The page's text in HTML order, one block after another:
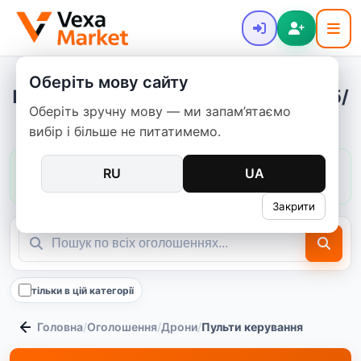
Оберіть мову сайту
Оберіть зручну мову — ми запам’ятаємо
вибір і більше не питатимемо.
RU UA
Закрити
Пульти керування - купити нове та б/
в
Ціни в цій категорії:
300–8 000 ₴
пропозицій
тільки в цій категорії
Головна/Оголошення/Дрони/Пульти керування